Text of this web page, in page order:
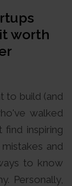
worth
to build (and
walked
find inspiring
and
to know
Personally,